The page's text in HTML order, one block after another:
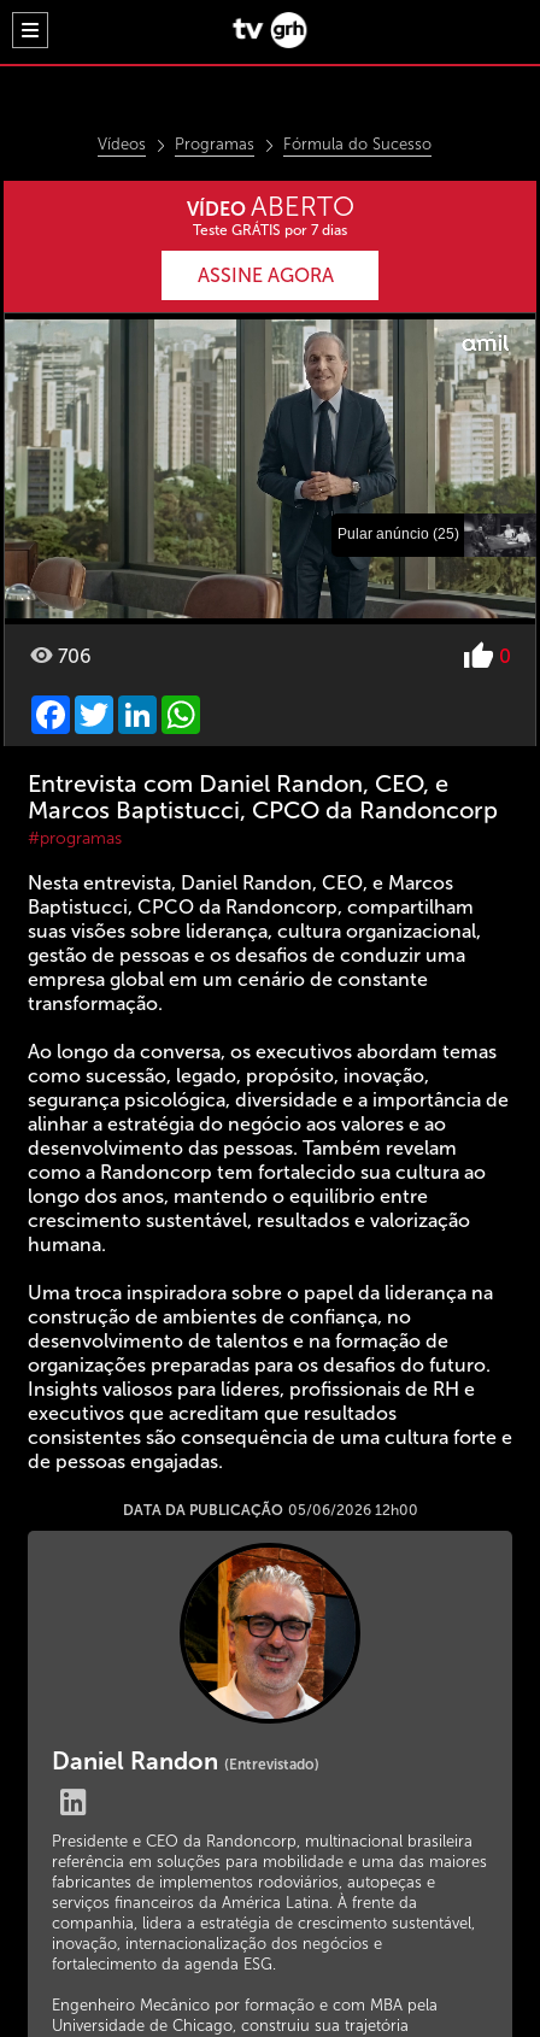
Vídeos Programas Fórmula do Sucesso
VÍDEO ABERTO
Teste GRÁTIS por 7 dias
ASSINE AGORA
Pular anúncio (25)
706 0
Facebook
TwitterLinkedIn
Entrevista com Daniel Randon, CEO, e
Marcos Baptistucci, CPCO da Randoncorp
#programas
Nesta entrevista, Daniel Randon, CEO, e Marcos
Baptistucci, CPCO da Randoncorp, compartilham
suas visões sobre liderança, cultura organizacional,
gestão de pessoas e os desafios de conduzir uma
empresa global em um cenário de constante
transformação.
Ao longo da conversa, os executivos abordam temas
como sucessão, legado, propósito, inovação,
segurança psicológica, diversidade e a importância de
alinhar a estratégia do negócio aos valores e ao
desenvolvimento das pessoas. Também revelam
como a Randoncorp tem fortalecido sua cultura ao
longo dos anos, mantendo o equilíbrio entre
crescimento sustentável, resultados e valorização
humana.
Uma troca inspiradora sobre o papel da liderança na
construção de ambientes de confiança, no
desenvolvimento de talentos e na formação de
organizações preparadas para os desafios do futuro.
Insights valiosos para líderes, profissionais de RH e
executivos que acreditam que resultados
consistentes são consequência de uma cultura forte e
de pessoas engajadas.
DATA DA PUBLICAÇÃO 05/06/2026 12h00
Daniel Randon (Entrevistado)
Presidente e CEO da Randoncorp, multinacional brasileira
referência em soluções para mobilidade e uma das maiores
fabricantes de implementos rodoviários, autopeças e
serviços financeiros da América Latina. À frente da
companhia, lidera a estratégia de crescimento sustentável,
inovação, internacionalização dos negócios e
fortalecimento da agenda ESG.
Engenheiro Mecânico por formação e com MBA pela
Universidade de Chicago, construiu sua trajetória